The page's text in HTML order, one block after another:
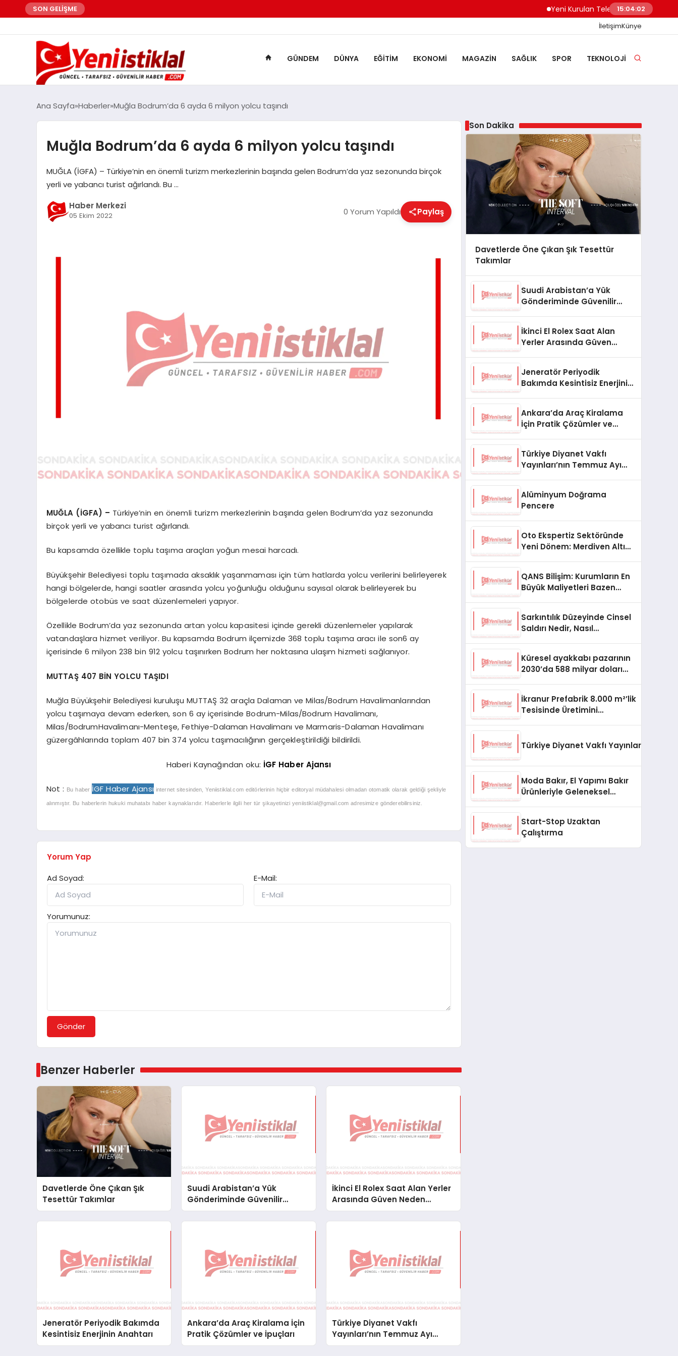
SON GELİŞME Yeni Kurulan Telegram Grupları Nasıl
15:04:03
İletişimKünye
GÜNDEM DÜNYA EĞITIM EKONOMI MAGAZIN SAĞLIK SPOR TEKNOLOJI
Ana Sayfa Haberler Muğla Bodrum’da 6 ayda 6 milyon yolcu taşındı
Muğla Bodrum’da 6 ayda 6 milyon yolcu taşındı
MUĞLA (İGFA) – Türkiye’nin en önemli turizm merkezlerinin başında gelen Bodrum’da yaz sezonunda birçok
yerli ve yabancı turist ağırlandı. Bu …
Haber Merkezi
05 Ekim 2022 0 Yorum Yapıldı Paylaş
MUĞLA (İGFA) – Türkiye’nin en önemli turizm merkezlerinin başında gelen Bodrum’da yaz sezonunda
birçok yerli ve yabancı turist ağırlandı.
Bu kapsamda özellikle toplu taşıma araçları yoğun mesai harcadı.
Büyükşehir Belediyesi toplu taşımada aksaklık yaşanmaması için tüm hatlarda yolcu verilerini belirleyerek
hangi bölgelerde, hangi saatler arasında yolcu yoğunluğu olduğunu sayısal olarak belirleyerek bu
bölgelerde otobüs ve saat düzenlemeleri yapıyor.
Özellikle Bodrum’da yaz sezonunda artan yolcu kapasitesi içinde gerekli düzenlemeler yapılarak
vatandaşlara hizmet veriliyor. Bu kapsamda Bodrum ilçemizde 368 toplu taşıma aracı ile son6 ay
içerisinde 6 milyon 238 bin 912 yolcu taşınırken Bodrum her noktasına ulaşım hizmeti sağlanıyor.
MUTTAŞ 407 BİN YOLCU TAŞIDI
Muğla Büyükşehir Belediyesi kuruluşu MUTTAŞ 32 araçla Dalaman ve Milas/Bodrum Havalimanlarından
yolcu taşımaya devam ederken, son 6 ay içerisinde Bodrum-Milas/Bodrum Havalimanı,
Milas/BodrumHavalimanı-Menteşe, Fethiye-Dalaman Havalimanı ve Marmaris-Dalaman Havalimanı
güzergâhlarında toplam 407 bin 374 yolcu taşımacılığının gerçekleştirildiği bildirildi.
Haberi Kaynağından oku: İGF Haber Ajansı
Not : Bu haber İGF Haber Ajansı internet sitesinden, Yeniistiklal.com editörlerinin hiçbir editoryal müdahalesi olmadan otomatik olarak geldiği şekliyle
alınmıştır. Bu haberlerin hukuki muhatabı haber kaynaklarıdır. Haberlerle ilgili her tür şikayetiniziyeniistiklal@gmail.com adresimize gönderebilirsiniz.
Yorum Yap
Ad Soyad:
E-Mail:
Yorumunuz:
Gönder
Benzer Haberler
Davetlerde Öne Çıkan Şık
Tesettür Takımlar
Suudi Arabistan’a Yük
Gönderiminde Güvenilir
Lojistik ve Nakliye Çözümleri
İkinci El Rolex Saat Alan Yerler
Arasında Güven Neden
Önemlidir?
Jeneratör Periyodik Bakımda
Kesintisiz Enerjinin Anahtarı
Ankara’da Araç Kiralama İçin
Pratik Çözümler ve İpuçları
Türkiye Diyanet Vakfı
Yayınları’nın Temmuz Ayı
Fırsat Köşesinde Bülent Ata
Son Dakika
Davetlerde Öne Çıkan Şık Tesettür
Takımlar
Suudi Arabistan’a Yük
Gönderiminde Güvenilir
İkinci El Rolex Saat Alan
Yerler Arasında Güven
Jeneratör Periyodik
Bakımda Kesintisiz Enerjinin
Ankara’da Araç Kiralama
İçin Pratik Çözümler ve
Türkiye Diyanet Vakfı
Yayınları’nın Temmuz Ayı
Alüminyum Doğrama
Pencere
Oto Ekspertiz Sektöründe
Yeni Dönem: Merdiven Altı
QANS Bilişim: Kurumların En
Büyük Maliyetleri Bazen
Sarkıntılık Düzeyinde Cinsel
Saldırı Nedir, Nasıl
Küresel ayakkabı pazarının
2030’da 588 milyar doları
İkranur Prefabrik 8.000 m²’lik
Tesisinde Üretimini
Türkiye Diyanet Vakfı Yayınları, Yeni
Moda Bakır, El Yapımı Bakır
Ürünleriyle Geleneksel
Start-Stop Uzaktan
Çalıştırma